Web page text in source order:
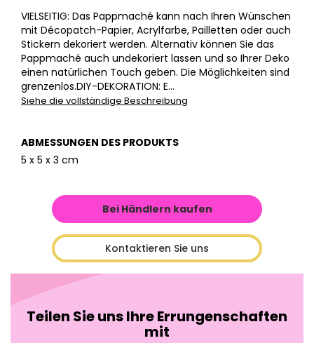
VIELSEITIG: Das Pappmaché kann nach Ihren Wünschen
mit Décopatch-Papier, Acrylfarbe, Pailletten oder auch
Stickern dekoriert werden. Alternativ können Sie das
Pappmaché auch undekoriert lassen und so Ihrer Deko
einen natürlichen Touch geben. Die Möglichkeiten sind
grenzenlos.DIY-DEKORATION: E...
Siehe die vollständige Beschreibung
ABMESSUNGEN DES PRODUKTS
5 x 5 x 3 cm
Bei Händlern kaufen
Kontaktieren Sie uns
Teilen Sie uns Ihre Errungenschaften
mit